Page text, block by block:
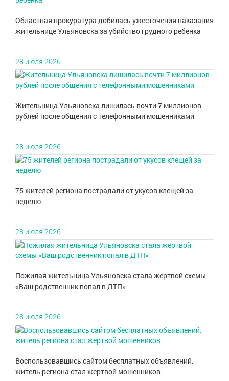
Областная прокуратура добилась ужесточения наказания
жительнице Ульяновска за убийство грудного ребенка
28 июля 2026
Жительница Ульяновска лишилась почти 7 миллионов
рублей после общения с телефонными мошенниками
28 июля 2026
75 жителей региона пострадали от укусов клещей за
неделю
28 июля 2026
Пожилая жительница Ульяновска стала жертвой схемы
«Ваш родственник попал в ДТП»
28 июля 2026
Воспользовавшись сайтом бесплатных объявлений,
житель региона стал жертвой мошенников